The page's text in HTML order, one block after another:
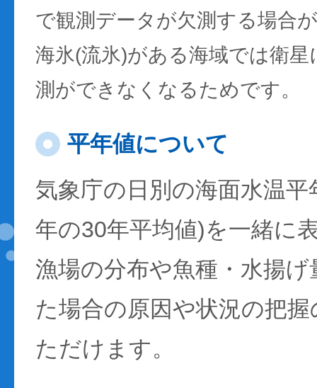
で観測データが欠測する場合
海氷(流氷)がある海域では衛
測ができなくなるためです。
平年値について
気象庁の日別の海面水温
年の30年平均値)を一緒に
漁場の分布や魚種・水揚
た場合の原因や状況の把
ただけます。